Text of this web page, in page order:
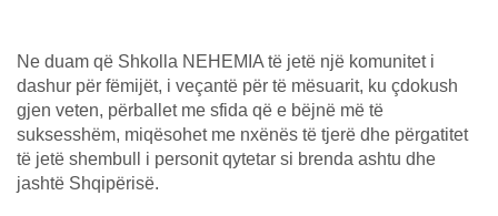
Ne duam që Shkolla NEHEMIA të jetë një komunitet i
dashur për fëmijët, i veçantë për të mësuarit, ku çdokush
gjen veten, përballet me sfida që e bëjnë më të
suksesshëm, miqësohet me nxënës të tjerë dhe përgatitet
të jetë shembull i personit qytetar si brenda ashtu dhe
jashtë Shqipërisë.